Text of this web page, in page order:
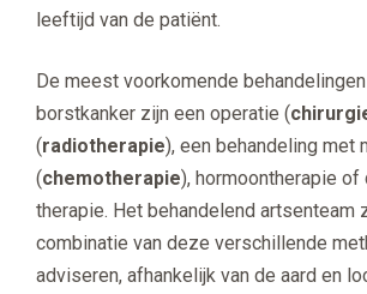
leeftijd van de patiënt.
De meest voorkomende
borstkanker zijn een operatie (
(radiotherapie), een behandeling met
(chemotherapie), hormoontherapie
therapie. Het behandelend artsenteam
combinatie van deze verschillende
adviseren, afhankelijk van de aard en